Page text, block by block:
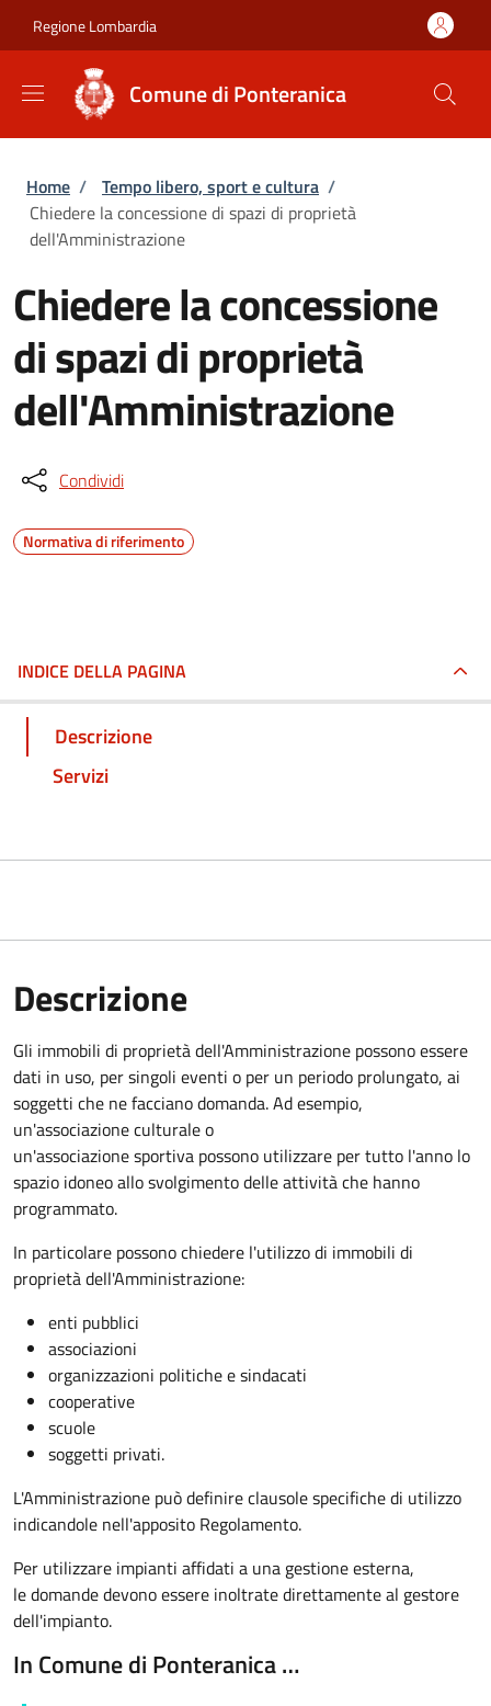
Regione Lombardia
Comune di Ponteranica
Briciole di pane
Home / Tempo libero, sport e cultura /
Chiedere la concessione di spazi di proprietà
dell'Amministrazione
Chiedere la concessione
di spazi di proprietà
dell'Amministrazione
Condividi
Normativa di riferimento
INDICE DELLA PAGINA
Descrizione
Servizi
Descrizione
Gli immobili di proprietà dell'Amministrazione possono essere
dati in uso, per singoli eventi o per un periodo prolungato, ai
soggetti che ne facciano domanda. Ad esempio,
un'associazione culturale o
un'associazione sportiva possono utilizzare per tutto l'anno lo
spazio idoneo allo svolgimento delle attività che hanno
programmato.
In particolare possono chiedere l'utilizzo di immobili di
proprietà dell'Amministrazione:
enti pubblici
associazioni
organizzazioni politiche e sindacati
cooperative
scuole
soggetti privati.
L'Amministrazione può definire clausole specifiche di utilizzo
indicandole nell'apposito Regolamento.
Per utilizzare impianti affidati a una gestione esterna,
le domande devono essere inoltrate direttamente al gestore
dell'impianto.
In Comune di Ponteranica …